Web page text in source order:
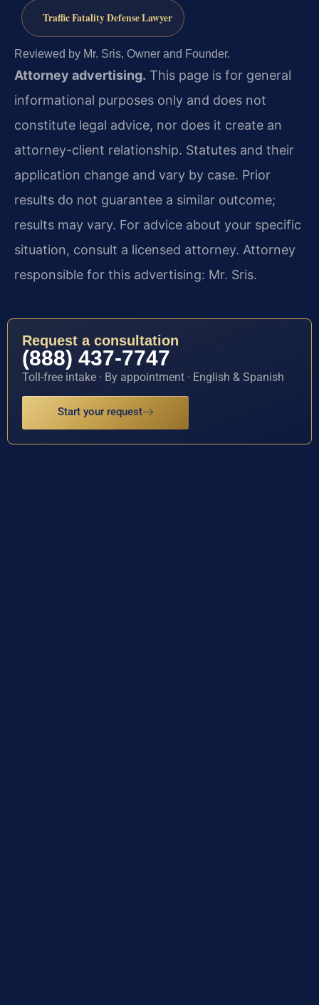
Traffic Fatality Defense Lawyer
Reviewed by Mr. Sris, Owner and Founder.
Attorney advertising. This page is for general
informational purposes only and does not
constitute legal advice, nor does it create an
attorney-client relationship. Statutes and their
application change and vary by case. Prior
results do not guarantee a similar outcome;
results may vary. For advice about your specific
situation, consult a licensed attorney. Attorney
responsible for this advertising: Mr. Sris.
Request a consultation
(888) 437-7747
Toll-free intake · By appointment · English & Spanish
Start your request